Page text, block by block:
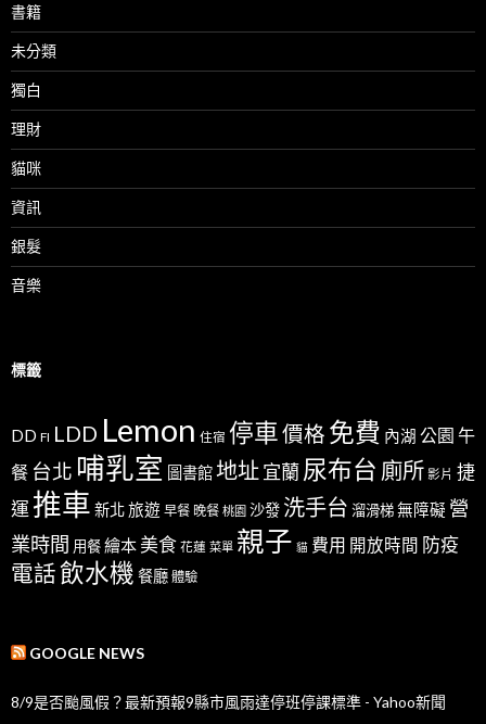
書籍
未分類
獨白
理財
貓咪
資訊
銀髮
音樂
標籤
DD FI LDD Lemon 住宿 停車價格 免費 內湖 公園 午
餐 台北 哺乳室 圖書館地址宜蘭尿布台 廁所 影片 捷
運 推車 新北旅遊 早餐 晚餐 桃園 沙發 洗手台 溜滑梯無障礙 營
業時間 用餐繪本 美食 花蓮 菜單 親子 貓 費用 開放時間 防疫
電話飲水機 餐廳 體驗
GOOGLE NEWS
8/9是否颱風假？最新預報9縣市風雨達停班停課標準 - Yahoo新聞